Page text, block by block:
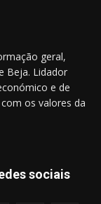
geral,
Beja. Lidador
e de
os valores da
sociais